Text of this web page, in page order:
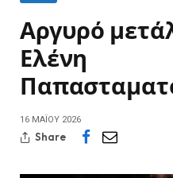
Αργυρό
Ελένη
16 ΜΑΪ́ΟΥ 2026
Share